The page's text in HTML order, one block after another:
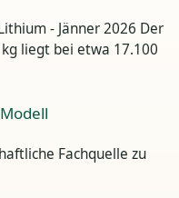
- Jänner 2026 Der
liegt bei etwa 17.100
Fachquelle zu